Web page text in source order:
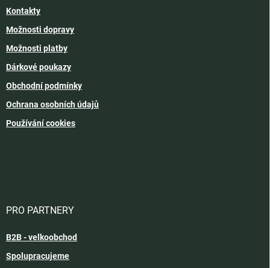
Kontakty
Možnosti dopravy
Možnosti platby
Dárkové poukazy
Obchodní podmínky
Ochrana osobních údajů
Používání cookies
PRO PARTNERY
B2B - velkoobchod
Spolupracujeme